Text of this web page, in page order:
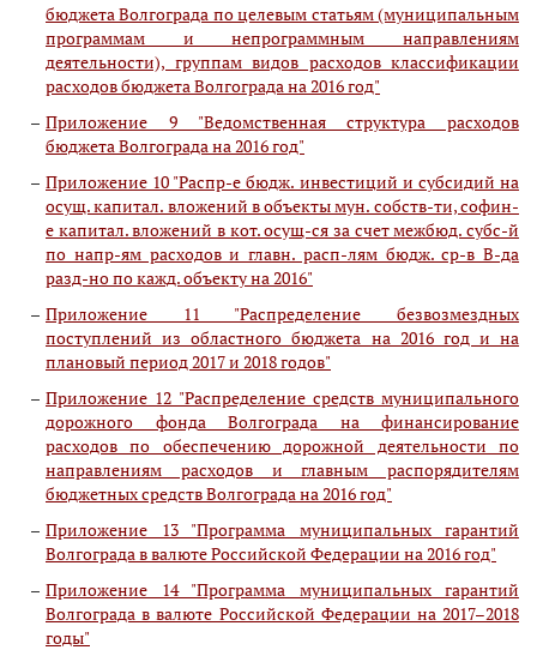
бюджета Волгограда по целевым статьям (муниципальным
программам и непрограммным направлениям
деятельности), группам видов расходов классификации
расходов бюджета Волгограда на 2016 год"
Приложение 9 "Ведомственная структура расходов
бюджета Волгограда на 2016 год"
Приложение 10 "Распр-е бюдж. инвестиций и субсидий на
осущ. капитал. вложений в объекты мун. собств-ти, софин-
е капитал. вложений в кот. осущ-ся за счет межбюд. субс-й
по напр-ям расходов и главн. расп-лям бюдж. ср-в В-да
разд-но по кажд. объекту на 2016"
Приложение 11 "Распределение безвозмездных
поступлений из областного бюджета на 2016 год и на
плановый период 2017 и 2018 годов"
Приложение 12 "Распределение средств муниципального
дорожного фонда Волгограда на финансирование
расходов по обеспечению дорожной деятельности по
направлениям расходов и главным распорядителям
бюджетных средств Волгограда на 2016 год"
Приложение 13 "Программа муниципальных гарантий
Волгограда в валюте Российской Федерации на 2016 год"
Приложение 14 "Программа муниципальных гарантий
Волгограда в валюте Российской Федерации на 2017–2018
годы"